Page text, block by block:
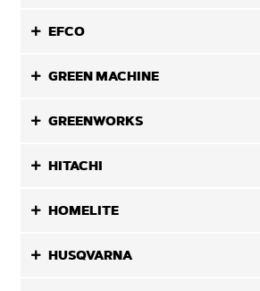
EFCO
GREEN MACHINE
GREENWORKS
HITACHI
HOMELITE
HUSQVARNA